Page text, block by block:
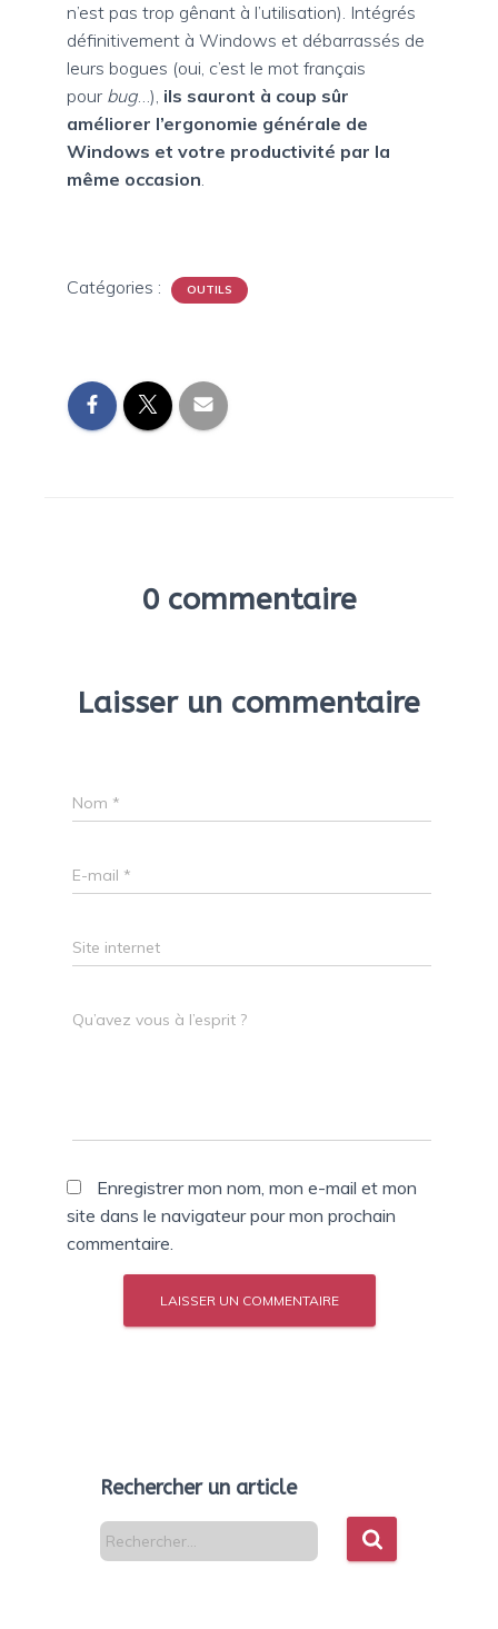
n’est pas trop gênant à l’utilisation). Intégrés
définitivement à Windows et débarrassés de
leurs bogues (oui, c’est le mot français
pour bug…), ils sauront à coup sûr
améliorer l’ergonomie générale de
Windows et votre productivité par la
même occasion.
Catégories : OUTILS
0 commentaire
Laisser un commentaire
Nom *
E-mail *
Site internet
Qu’avez vous à l’esprit ?
Enregistrer mon nom, mon e-mail et mon
site dans le navigateur pour mon prochain
commentaire.
Rechercher un article
R
e
Rechercher…